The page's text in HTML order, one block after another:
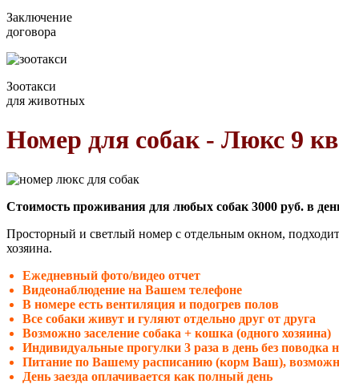
Заключение
договора
Зоотакси
для животных
Номер для собак - Люкс 9
Стоимость проживания для любых собак 3000 руб. в
Просторный и светлый номер с отдельным окном,
хозяина.
Ежедневный фото/видео отчет
Видеонаблюдение на Вашем телефоне
В номере есть вентиляция и подогрев полов
Все собаки живут и гуляют отдельно друг от друга
Возможно заселение собака + кошка (одного хозяина)
Индивидуальные прогулки 3 раза в день без поводка
Питание по Вашему расписанию (корм Ваш),
День заезда оплачивается как полный день